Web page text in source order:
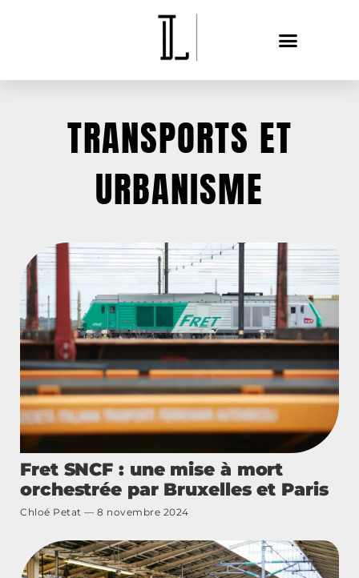
TRANSPORTS ET
URBANISME
Fret SNCF : une mise à mort
orchestrée par Bruxelles et Paris
Chloé Petat 8 novembre 2024